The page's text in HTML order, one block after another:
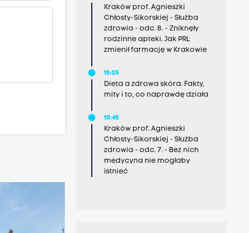
Kraków prof. Agnieszki
Chłosty-Sikorskiej - Służba
zdrowia - odc. 8. - Zniknęły
rodzinne apteki. Jak PRL
zmienił farmację w Krakowie
15:05
Dieta a zdrowa skóra. Fakty,
mity i to, co naprawdę działa
10:45
Kraków prof. Agnieszki
Chłosty-Sikorskiej - Służba
zdrowia - odc. 7. - Bez nich
medycyna nie mogłaby
istnieć